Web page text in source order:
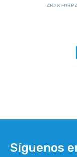
AROS
Síguenos